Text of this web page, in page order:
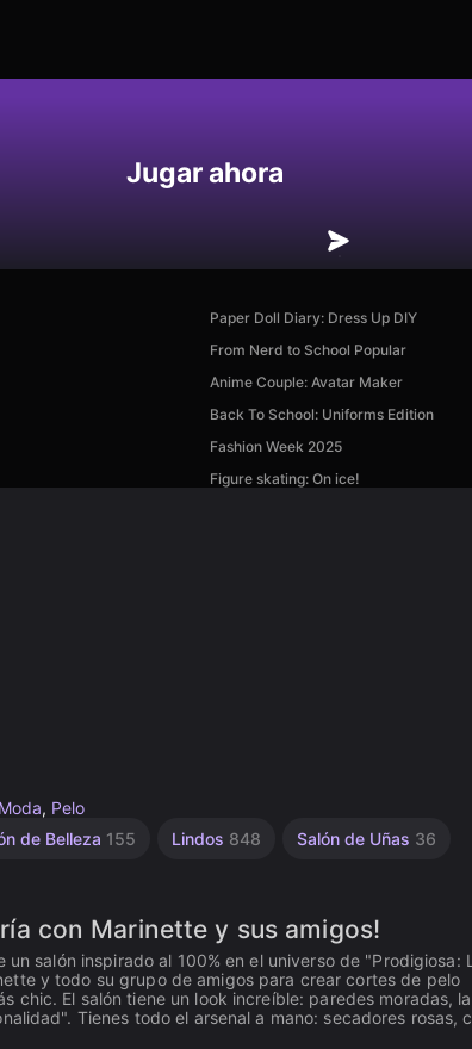
Jugar ahora
Paper Doll Diary: Dress Up DIY
From Nerd to School Popular
Anime Couple: Avatar Maker
Back To School: Uniforms Edition
Fashion Week 2025
Figure skating: On ice!
Moda, Pelo
de Belleza 155 Lindos 848 Salón de Uñas 36
con Marinette y sus amigos!
salón inspirado al 100% en el universo de "Prodigiosa:
y todo su grupo de amigos para crear cortes de pelo
chic. El salón tiene un look increíble: paredes moradas,
Tienes todo el arsenal a mano: secadores rosas,